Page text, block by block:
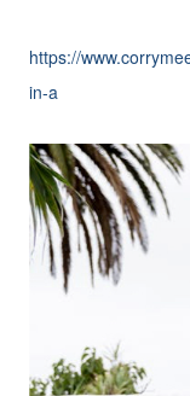
https://
in-a